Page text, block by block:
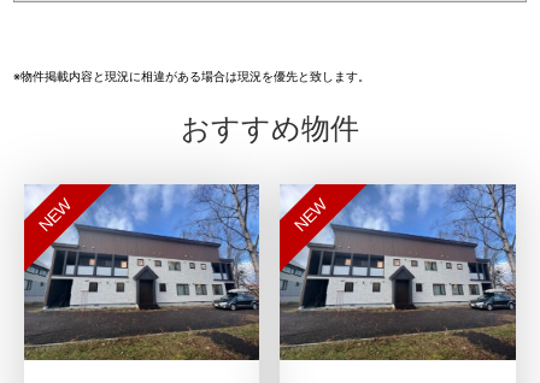
※物件掲載内容と現況に相違がある場合は現況を優先と致します。
おすすめ物件
NEW NEW